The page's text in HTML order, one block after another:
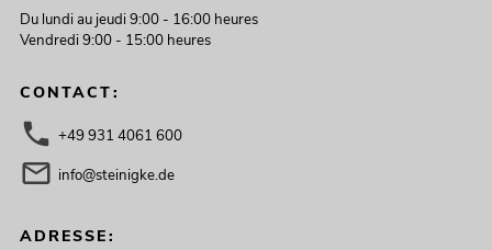
Du lundi au jeudi 9:00 - 16:00 heures
Vendredi 9:00 - 15:00 heures
CONTACT:
+49 931 4061 600
info@steinigke.de
ADRESSE: